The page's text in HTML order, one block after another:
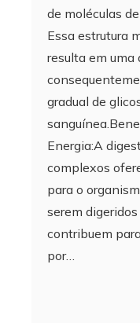
de moléculas
Essa estrutura
resulta em uma
gradual de
Energia:A
complexos
para o
serem
contribuem
por…